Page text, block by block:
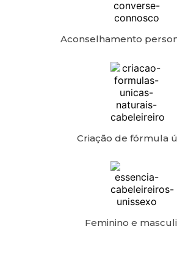
Aconselhamento
Criação de fórmula
Feminino e